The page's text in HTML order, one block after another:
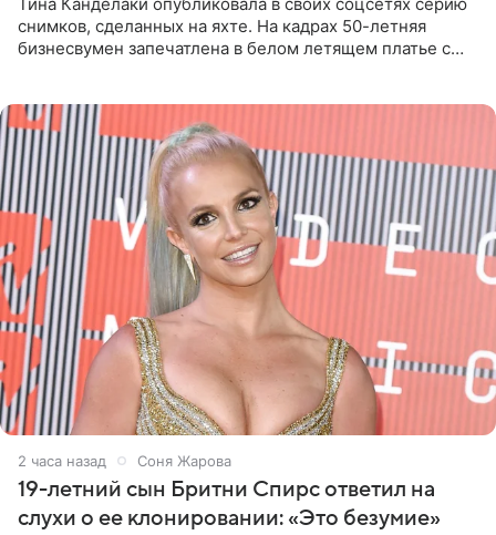
снимков, сделанных на яхте. На кадрах 50-летняя
бизнесвумен запечатлена в белом летящем платье с
2 часа назад Соня Жарова
19-летний сын Бритни Спирс ответил на
слухи о ее клонировании: «Это безумие»